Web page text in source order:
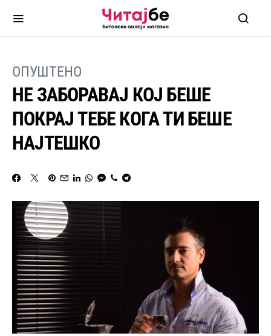
ОПУШТЕНО
НЕ ЗАБОРАВАЈ КОЈ БЕШЕ
ПОКРАЈ ТЕБЕ КОГА ТИ БЕШЕ
НАЈТЕШКО